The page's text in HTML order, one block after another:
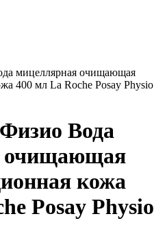
мицеллярная очищающая
400 мл La Roche Posay Physio
Вода
очищающая
кожа
Posay Physio